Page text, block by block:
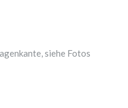
siehe Fotos